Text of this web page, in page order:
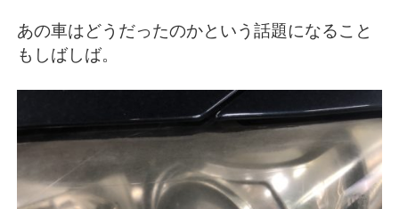
あの車はどうだったのかという話題になること
もしばしば。